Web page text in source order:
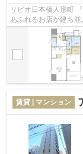
リビオ日本橋人形町 「今」と「昔」の融合する地「人形町」 昔ながらの情緒
あふれるお店が建ち並
のアクセスは、どこに
賃貸 | マンション